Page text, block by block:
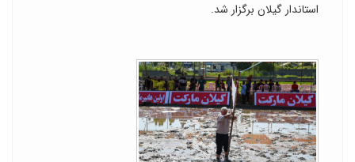
استاندار گیلان برگزار شد.